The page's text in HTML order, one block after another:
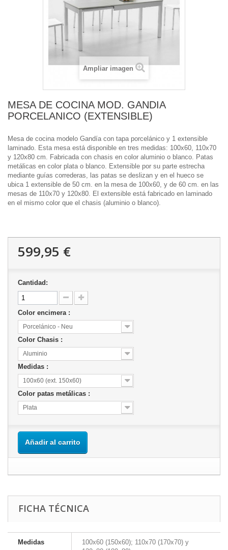
Ampliar imagen
MESA DE COCINA MOD. GANDIA
PORCELANICO (EXTENSIBLE)
Mesa de cocina modelo Gandía con tapa porcelánico y 1 extensible
laminado. Esta mesa está disponible en tres medidas: 100x60, 110x70
y 120x80 cm. Fabricada con chasis en color aluminio o blanco. Patas
metálicas en color plata o blanco. Extensible por su parte estrecha
mediante guías correderas, las patas se deslizan y en el hueco se
ubica 1 extensible de 50 cm. en la mesa de 100x60, y de 60 cm. en las
mesas de 110x70 y 120x80. El extensible está fabricado en laminado
en el mismo color que el chasis (aluminio o blanco).
599,95 €
Cantidad:
Color encimera :
Porcelánico - Neu
Color Chasis :
Aluminio
Medidas :
100x60 (ext. 150x60)
Color patas metálicas :
Plata
Añadir al carrito
FICHA TÉCNICA
Medidas
100x60 (150x60); 110x70 (170x70) y